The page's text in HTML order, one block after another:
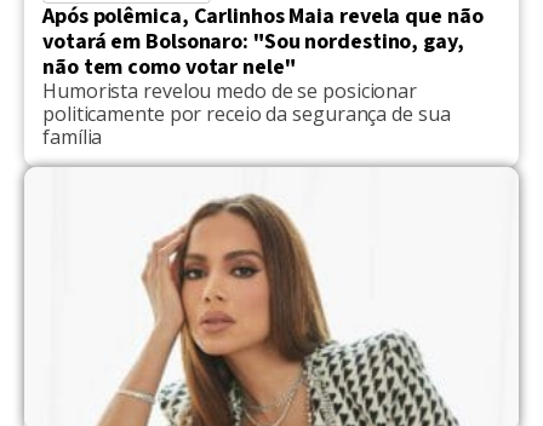
Após polêmica, Carlinhos Maia revela que não
votará em Bolsonaro: "Sou nordestino, gay,
não tem como votar nele"
Humorista revelou medo de se posicionar
politicamente por receio da segurança de sua
família